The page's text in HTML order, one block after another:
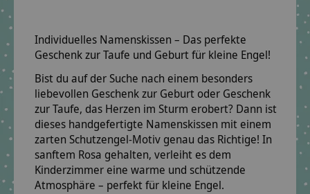
Individuelles Namenskissen – Das perfekte
Geschenk zur Taufe und Geburt für kleine Engel!
Bist du auf der Suche nach einem besonders
liebevollen Geschenk zur Geburt oder Geschenk
zur Taufe, das Herzen im Sturm erobert? Dann ist
dieses handgefertigte Namenskissen mit einem
zarten Schutzengel-Motiv genau das Richtige! In
sanftem Rosa gehalten, verleiht es dem
Kinderzimmer eine warme und schützende
Atmosphäre – perfekt für kleine Engel.